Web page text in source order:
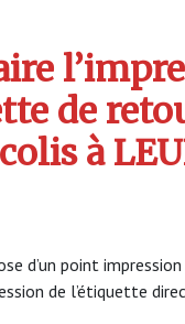
de
à
d’un point
de l’étiquette